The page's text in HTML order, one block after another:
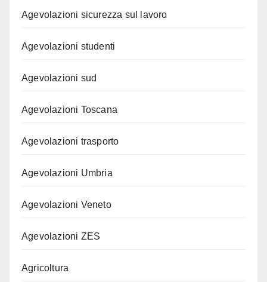
Agevolazioni sicurezza sul lavoro
Agevolazioni studenti
Agevolazioni sud
Agevolazioni Toscana
Agevolazioni trasporto
Agevolazioni Umbria
Agevolazioni Veneto
Agevolazioni ZES
Agricoltura